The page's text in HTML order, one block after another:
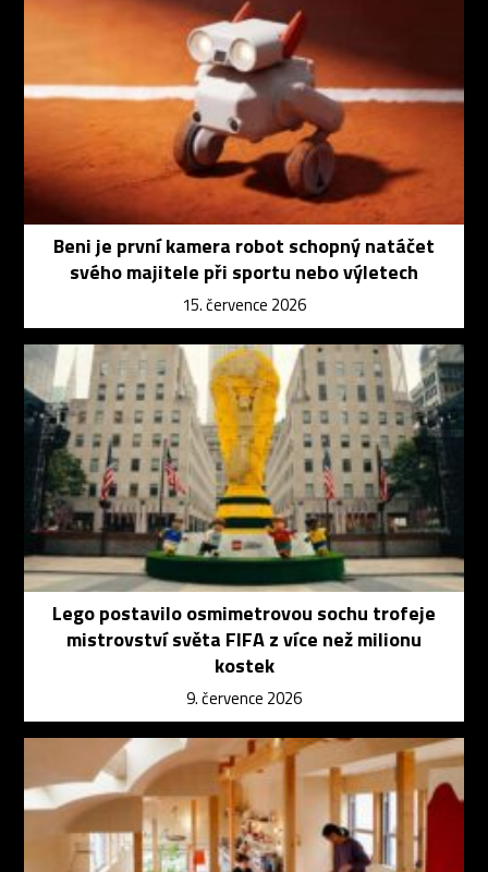
Beni je první kamera robot schopný natáčet
svého majitele při sportu nebo výletech
15. července 2026
Lego postavilo osmimetrovou sochu trofeje
mistrovství světa FIFA z více než milionu
kostek
9. července 2026